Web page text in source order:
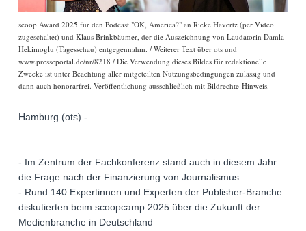
scoop Award 2025 für den Podcast "OK, America?" an Rieke Havertz (per Video
zugeschaltet) und Klaus Brinkbäumer, der die Auszeichnung von Laudatorin Damla
Hekimoglu (Tagesschau) entgegennahm. / Weiterer Text über ots und
www.presseportal.de/nr/8218 / Die Verwendung dieses Bildes für redaktionelle
Zwecke ist unter Beachtung aller mitgeteilten Nutzungsbedingungen zulässig und
dann auch honorarfrei. Veröffentlichung ausschließlich mit Bildrechte-Hinweis.
Hamburg (ots) -
- Im Zentrum der Fachkonferenz stand auch in diesem Jahr
die Frage nach der Finanzierung von Journalismus
- Rund 140 Expertinnen und Experten der Publisher-Branche
diskutierten beim scoopcamp 2025 über die Zukunft der
Medienbranche in Deutschland